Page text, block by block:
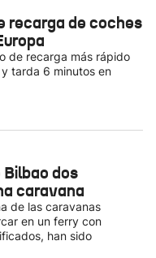
recarga de coches
de recarga más rápido
tarda 6 minutos en
dos
caravana
de las caravanas
en un ferry con
han sido